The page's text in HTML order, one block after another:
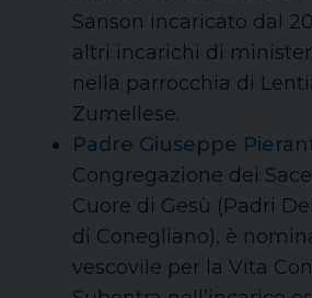
Sanson incaricato dal
altri incarichi di
nella parrocchia di
Zumellese.
Padre Giuseppe
Congregazione dei
Cuore di Gesù (Padri
di Conegliano), è
vescovile per la Vita